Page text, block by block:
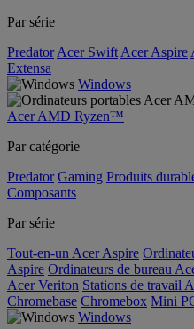
Par série
Predator Acer Swift Acer Aspire
Extensa
Windows
Acer AMD Ryzen™
Par catégorie
Predator Gaming Produits
Composants
Par série
Tout-en-un Acer Aspire
Aspire Ordinateurs de bureau
Acer Veriton Stations de travail
Chromebase Chromebox Mini
Windows